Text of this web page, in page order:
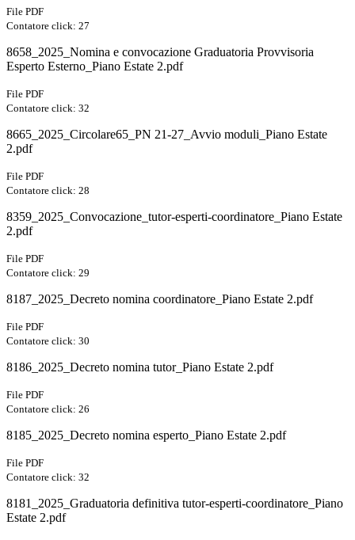
File PDF
Contatore click: 27
8658_2025_Nomina e convocazione Graduatoria Provvisoria
Esperto Esterno_Piano Estate 2.pdf
File PDF
Contatore click: 32
8665_2025_Circolare65_PN 21-27_Avvio moduli_Piano Estate
2.pdf
File PDF
Contatore click: 28
8359_2025_Convocazione_tutor-esperti-coordinatore_Piano Estate
2.pdf
File PDF
Contatore click: 29
8187_2025_Decreto nomina coordinatore_Piano Estate 2.pdf
File PDF
Contatore click: 30
8186_2025_Decreto nomina tutor_Piano Estate 2.pdf
File PDF
Contatore click: 26
8185_2025_Decreto nomina esperto_Piano Estate 2.pdf
File PDF
Contatore click: 32
8181_2025_Graduatoria definitiva tutor-esperti-coordinatore_Piano
Estate 2.pdf